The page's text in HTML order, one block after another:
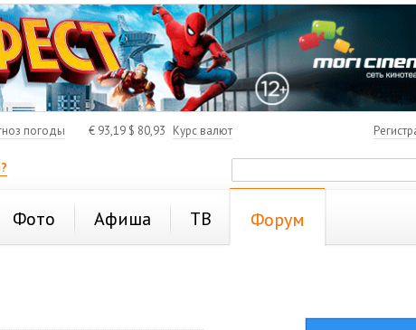
погоды € 93,19 $ 80,93 Курс валют
Фото Афиша ТВ Форум